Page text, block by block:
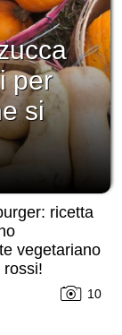
per
si
ricetta
vegetariano
rossi!
10